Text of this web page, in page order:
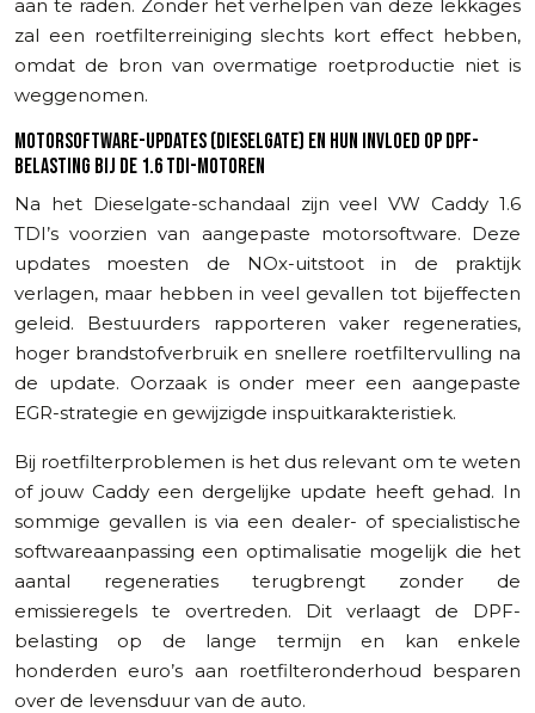
aan te raden. Zonder het verhelpen van deze lekkages
zal een roetfilterreiniging slechts kort effect hebben,
omdat de bron van overmatige roetproductie niet is
weggenomen.
MOTORSOFTWARE-UPDATES (DIESELGATE) EN HUN INVLOED OP DPF-
BELASTING BIJ DE 1.6 TDI-MOTOREN
Na het Dieselgate-schandaal zijn veel VW Caddy 1.6
TDI’s voorzien van aangepaste motorsoftware. Deze
updates moesten de NOx-uitstoot in de praktijk
verlagen, maar hebben in veel gevallen tot bijeffecten
geleid. Bestuurders rapporteren vaker regeneraties,
hoger brandstofverbruik en snellere roetfiltervulling na
de update. Oorzaak is onder meer een aangepaste
EGR-strategie en gewijzigde inspuitkarakteristiek.
Bij roetfilterproblemen is het dus relevant om te weten
of jouw Caddy een dergelijke update heeft gehad. In
sommige gevallen is via een dealer- of specialistische
softwareaanpassing een optimalisatie mogelijk die het
aantal regeneraties terugbrengt zonder de
emissieregels te overtreden. Dit verlaagt de DPF-
belasting op de lange termijn en kan enkele
honderden euro’s aan roetfilteronderhoud besparen
over de levensduur van de auto.